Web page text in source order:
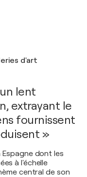
d'art
lent
extrayant le
fournissent
»
dont les
à l'échelle
central de son